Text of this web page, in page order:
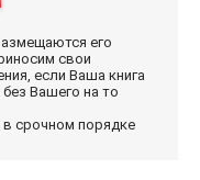
его
свои
если Ваша книга
Вашего на то
в срочном порядке